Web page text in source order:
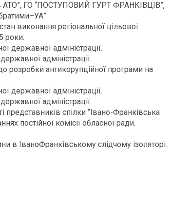
АТО”, ГО “ПОСТУПОВИЙ ГУРТ ФРАНКІВЦІВ”,
виконання регіональної цільової
роки.
державної адміністрації.
адміністрації.
розробки антикорупційної програми на
державної адміністрації.
адміністрації.
спілки “Івано-Франківська
постійної комісії обласної ради.
ІваноФранківському слідчому ізоляторі.